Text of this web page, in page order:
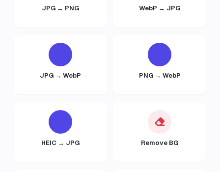
JPG → PNG WebP → JPG
JPG → WebP PNG → WebP
HEIC → JPG Remove BG